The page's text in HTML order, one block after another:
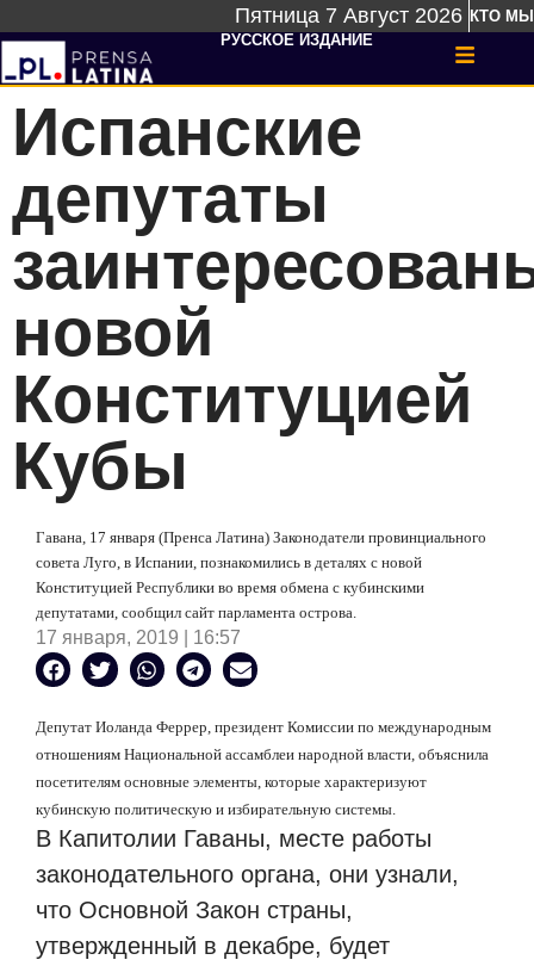
Пятница 7 Август 2026 КТО МЫ
РУССКОЕ ИЗДАНИЕ
Испанские
депутаты
новой
Конституцией
Кубы
Гавана, 17 января (Пренса Латина) Законодатели провинциального
совета Луго, в Испании, познакомились в деталях с новой
Конституцией Республики во время обмена с кубинскими
депутатами, сообщил сайт парламента острова.
17 января, 2019 | 16:57
Депутат Иоланда Феррер, президент Комиссии по международным
отношениям Национальной ассамблеи народной власти, объяснила
посетителям основные элементы, которые характеризуют
кубинскую политическую и избирательную системы.
В Капитолии Гаваны, месте работы
законодательного органа, они узнали,
что Основной Закон страны,
утвержденный в декабре, будет